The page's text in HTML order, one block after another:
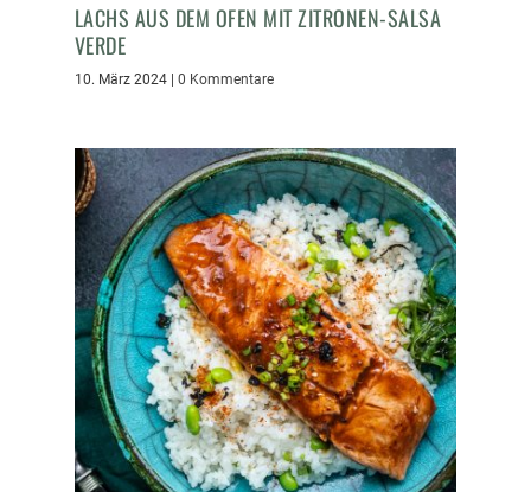
LACHS AUS DEM OFEN MIT ZITRONEN-SALSA
VERDE
10. März 2024| 0 Kommentare